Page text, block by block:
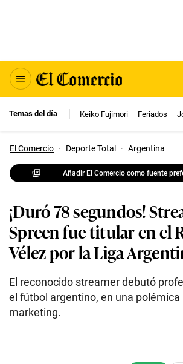
Temas del día Keiko Fujimori Feriados
El Comercio · Deporte Total · Argentina
Añadir El Comercio como fuente
¡Duró 78 segundos!
Spreen fue titular en el
Vélez por la Liga
El reconocido streamer debutó
el fútbol argentino, en una polémica
marketing.